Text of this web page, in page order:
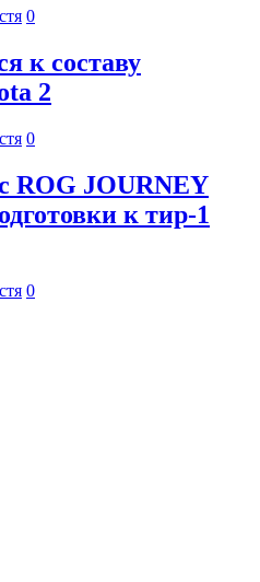
0
к составу
2
0
ROG JOURNEY
к тир-1
0